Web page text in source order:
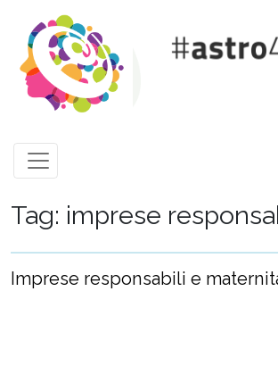
Tag: imprese
Imprese responsabili e